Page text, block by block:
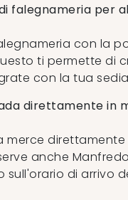
falegnameria per
con la
ti permette di
con la tua
direttamente in
merce
anche
di arrivo